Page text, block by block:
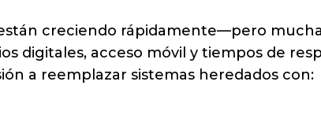
creciendo rápidamente—pero
digitales, acceso móvil y tiempos de
a reemplazar sistemas heredados con: